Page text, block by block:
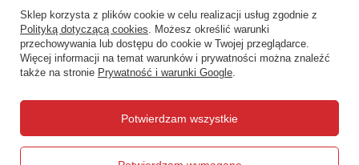
Social Media
biuro@centrumwarsztatowe.pl
CentrumWarsztatowe.pl
Sklep korzysta z plików cookie w celu realizacji usług zgodnie z
Polityką dotyczącą cookies. Możesz określić warunki
przechowywania lub dostępu do cookie w Twojej przeglądarce.
Więcej informacji na temat warunków i prywatności można znaleźć
także na stronie Prywatność i warunki Google.
Potwierdzam wszystkie